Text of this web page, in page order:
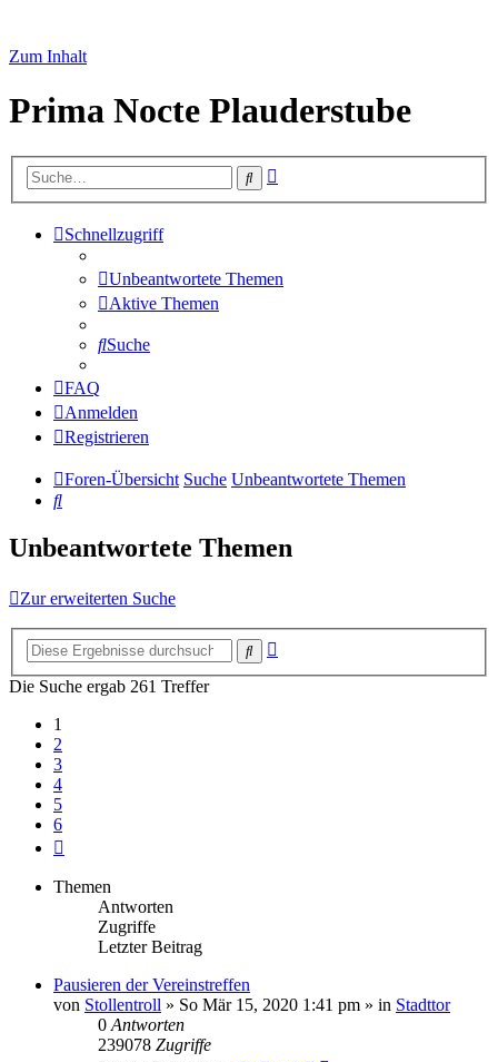
Zum Inhalt
Prima Nocte Plauderstube
Suche
Schnellzugriff
Unbeantwortete Themen
Aktive Themen
Suche
FAQ
Anmelden
Registrieren
Foren-Übersicht Suche Unbeantwortete Themen
Suche
Unbeantwortete Themen
Zur erweiterten Suche
Suche
Die Suche ergab 261 Treffer
1
2
3
4
5
6
Themen
Antworten
Zugriffe
Letzter Beitrag
Pausieren der Vereinstreffen
von Stollentroll » So Mär 15, 2020 1:41 pm » in Stadttor
0 Antworten
239078 Zugriffe